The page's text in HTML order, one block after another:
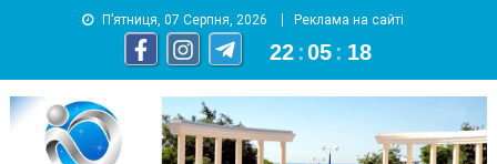
П’ятниця, 07 Серпня, 2026 Реклама на сайті
22 :05 : 19
YUZHNY.INFO
информационный портал города Южный